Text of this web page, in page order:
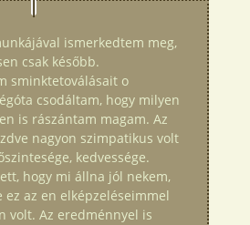
ismerkedtem meg,
csak később.
sminktetoválásait o
csodáltam, hogy milyen
is rászántam magam. Az
nagyon szimpatikus volt
kedvessége.
hogy mi állna jól nekem,
ez az en elképzeléseimmel
volt. Az eredménnyel is